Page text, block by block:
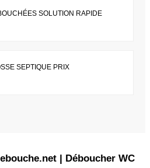
SOLUTION RAPIDE
SEPTIQUE PRIX
| Déboucher WC